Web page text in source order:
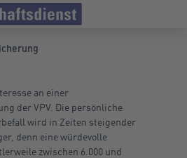
an einer
der VPV. Die persönliche
wird in Zeiten steigender
denn eine würdevolle
zwischen 6.000 und